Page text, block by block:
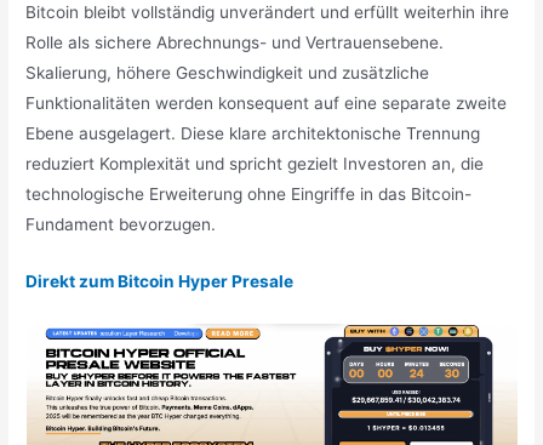
Bitcoin bleibt vollständig unverändert und erfüllt weiterhin ihre
Rolle als sichere Abrechnungs- und Vertrauensebene.
Skalierung, höhere Geschwindigkeit und zusätzliche
Funktionalitäten werden konsequent auf eine separate zweite
Ebene ausgelagert. Diese klare architektonische Trennung
reduziert Komplexität und spricht gezielt Investoren an, die
technologische Erweiterung ohne Eingriffe in das Bitcoin-
Fundament bevorzugen.
Direkt zum Bitcoin Hyper Presale